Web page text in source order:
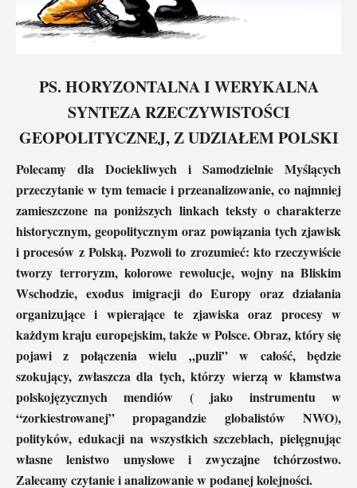
PS. HORYZONTALNA I WERYKALNA
SYNTEZA RZECZYWISTOŚCI
GEOPOLITYCZNEJ, Z UDZIAŁEM POLSKI
Polecamy dla Dociekliwych i Samodzielnie Myślących
przeczytanie w tym temacie i przeanalizowanie, co najmniej
zamieszczone na poniższych linkach teksty o charakterze
historycznym, geopolitycznym oraz powiązania tych zjawisk
i procesów z Polską. Pozwoli to zrozumieć: kto rzeczywiście
tworzy terroryzm, kolorowe rewolucje, wojny na Bliskim
Wschodzie, exodus imigracji do Europy oraz działania
organizujące i wpierające te zjawiska oraz procesy w
każdym kraju europejskim, także w Polsce. Obraz, który się
pojawi z połączenia wielu „puzli” w całość, będzie
szokujący, zwłaszcza dla tych, którzy wierzą w kłamstwa
polskojęzycznych mendiów
( jako instrumentu w
“zorkiestrowanej” propagandzie globalistów NWO),
polityków, edukacji na wszystkich szczeblach, pielęgnując
własne lenistwo umysłowe i zwyczajne tchórzostwo.
Zalecamy czytanie i analizowanie w podanej kolejności.